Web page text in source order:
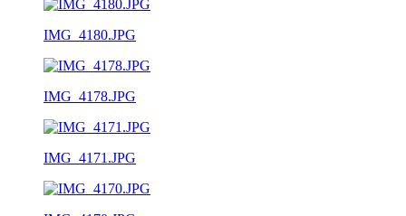
IMG_4180.JPG
IMG_4178.JPG
IMG_4171.JPG